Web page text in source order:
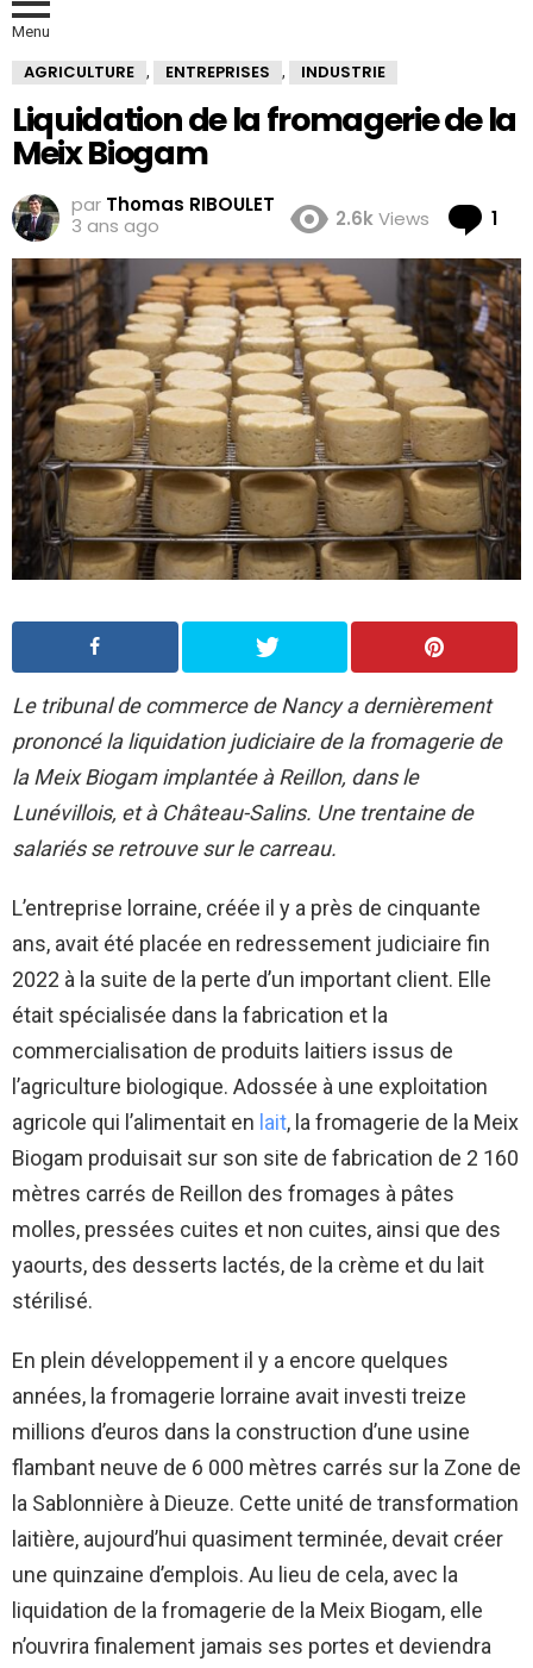
Menu
AGRICULTURE , ENTREPRISES , INDUSTRIE
Liquidation de la fromagerie de la
Meix Biogam
par Thomas RIBOULET
3 ans ago
2.6kViews 1
Le tribunal de commerce de Nancy a dernièrement
prononcé la liquidation judiciaire de la fromagerie de
la Meix Biogam implantée à Reillon, dans le
Lunévillois, et à Château-Salins. Une trentaine de
salariés se retrouve sur le carreau.
L’entreprise lorraine, créée il y a près de cinquante
ans, avait été placée en redressement judiciaire fin
2022 à la suite de la perte d’un important client. Elle
était spécialisée dans la fabrication et la
commercialisation de produits laitiers issus de
l’agriculture biologique. Adossée à une exploitation
agricole qui l’alimentait en lait, la fromagerie de la Meix
Biogam produisait sur son site de fabrication de 2 160
mètres carrés de Reillon des fromages à pâtes
molles, pressées cuites et non cuites, ainsi que des
yaourts, des desserts lactés, de la crème et du lait
stérilisé.
En plein développement il y a encore quelques
années, la fromagerie lorraine avait investi treize
millions d’euros dans la construction d’une usine
flambant neuve de 6 000 mètres carrés sur la Zone de
la Sablonnière à Dieuze. Cette unité de transformation
laitière, aujourd’hui quasiment terminée, devait créer
une quinzaine d’emplois. Au lieu de cela, avec la
liquidation de la fromagerie de la Meix Biogam, elle
n’ouvrira finalement jamais ses portes et deviendra